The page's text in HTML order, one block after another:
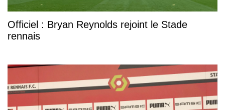
Officiel : Bryan Reynolds rejoint le Stade
rennais